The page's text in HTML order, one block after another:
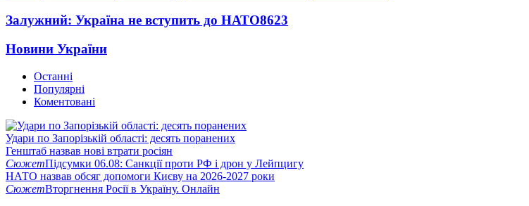
Залужний: Україна не вступить до НАТО8623
Новини України
Останні
Популярні
Коментовані
Удари по Запорізькій області: десять поранених
Генштаб назвав нові втрати росіян
СюжетПідсумки 06.08: Санкції проти РФ і дрон у Лейпцигу
НАТО назвав обсяг допомоги Києву на 2026-2027 роки
СюжетВторгнення Росії в Україну. Онлайн